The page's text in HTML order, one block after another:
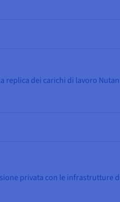
replica dei carichi di lavoro
privata con le infrastrutture